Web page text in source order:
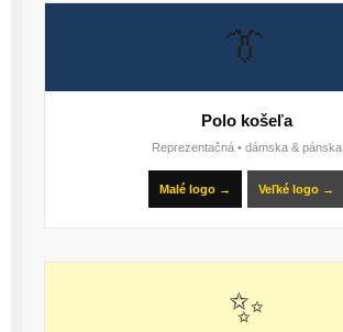
👔
Polo košeľa
Reprezentačná • dámska & pánska
Malé logo → Veľké logo →
✨